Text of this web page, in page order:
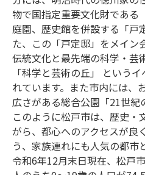
物で国指定重要文化財である
庭園、歴史館を併設する「戸
た、この「戸定邸」をメイン
伝統文化と最先端の科学・芸
「科学と芸術の丘」 という
れています。また市内には、
広さがある総合公園「21世紀
このように松戸市は、歴史・
がら、都心へのアクセスが良
う、家族連れにも人気の都市
令和6年12月末日現在、松戸